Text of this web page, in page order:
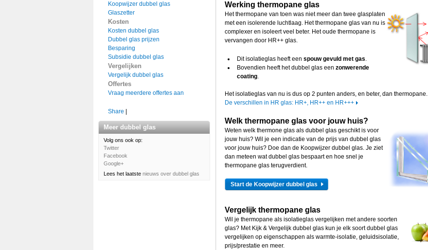
Koopwijzer dubbel glas
Glaszetter
Kosten
Kosten dubbel glas
Dubbel glas prijzen
Besparing
Subsidie dubbel glas
Vergelijken
Vergelijk dubbel glas
Offertes
Vraag meerdere offertes aan
Share
Meer dubbel glas
Volg ons ook op:
Twitter
Facebook
Google+
Lees het laatste nieuws over dubbel glas
Werking thermopane glas
Het thermopane van toen was niet meer dan twee glasplaten
met een isolerende luchtlaag. Het thermopane glas van nu is
complexer en isoleert veel beter. Het oude thermopane is
vervangen door HR++ glas.
Dit isolatieglas heeft een spouw gevuld met gas.
Bovendien heeft het dubbel glas een zonwerende
coating.
Het isolatieglas van nu is dus op 2 punten anders, en beter, dan thermopane.
De verschillen in HR glas: HR+, HR++ en HR+++
Welk thermopane glas voor jouw huis?
Weten welk thermone glas als dubbel glas geschikt is voor
jouw huis? Wil je een indicatie van de prijs van dubbel glas
voor jouw huis? Doe dan de Koopwijzer dubbel glas. Je ziet
dan meteen wat dubbel glas bespaart en hoe snel je
thermopane glas terugverdient.
Start de Koopwijzer dubbel glas
Vergelijk thermopane glas
Wil je thermopane als isolatieglas vergelijken met andere soorten
glas? Met Kijk & Vergelijk dubbel glas kun je elk soort dubbel glas
vergelijken op eigenschappen als warmte-isolatie, geluidsisolatie,
prijs/prestatie en meer.